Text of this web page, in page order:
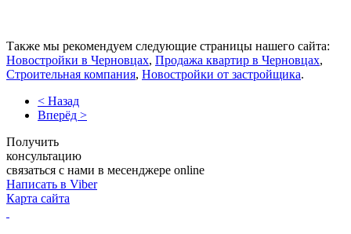
Также мы рекомендуем следующие страницы нашего сайта:
Новостройки в Черновцах, Продажа квартир в Черновцах,
Строительная компания, Новостройки от застройщика.
< Назад
Вперёд >
Получить
консультацию
связаться с нами в месенджере online
Написать в Viber
Карта сайта